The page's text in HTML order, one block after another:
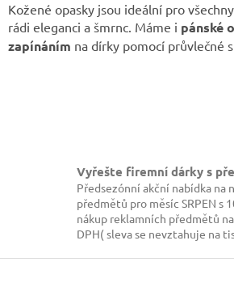
Kožené opasky jsou ideální pro
rádi eleganci a šmrnc. Máme i pánské
zapínáním na dírky pomocí průvlečné
Vyřešte firemní dárky s
Předsezónní akční nabídka na
předmětů pro měsíc SRPEN s
nákup reklamních předmětů
DPH( sleva se nevztahuje na